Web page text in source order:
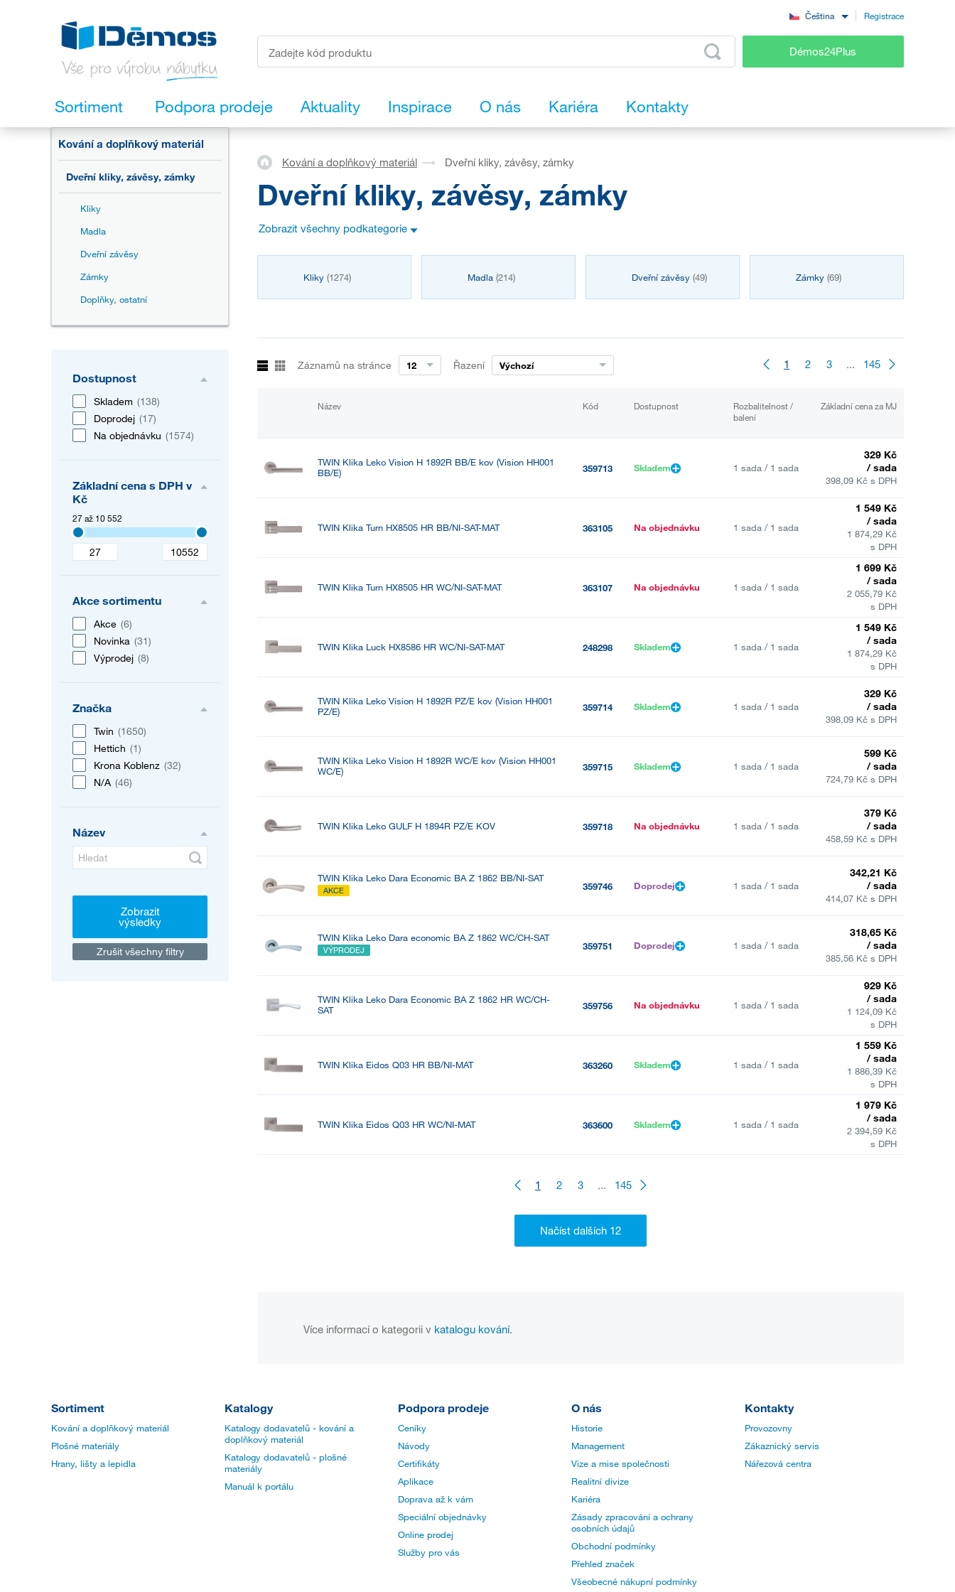
Čeština Registrace
Démos24Plus
Sortiment Podpora prodeje Aktuality Inspirace O nás Kariéra Kontakty
Kování a doplňkový materiál
Dveřní kliky, závěsy, zámky
Kliky
Madla
Dveřní závěsy
Zámky
Doplňky, ostatní
Dostupnost
Skladem (138)
Doprodej (17)
Na objednávku (1574)
Základní cena s DPH v
Kč
27 až 10 552
Akce sortimentu
Akce (6)
Novinka (31)
Výprodej (8)
Značka
Twin (1650)
Hettich (1)
Krona Koblenz (32)
N/A (46)
Název
Zobrazit
výsledky
Zrušit všechny filtry
Kování a doplňkový materiál Dveřní kliky, závěsy, zámky
Dveřní kliky, závěsy, zámky
Zobrazit všechny podkategorie
Kliky (1274) Madla (214) Dveřní závěsy (49) Zámky (69)
Záznamů na stránce 12 Řazení Výchozí 1 2 3 ... 145
Název Kód Dostupnost
Rozbalitelnost /
balení
Základní cena za MJ
TWIN Klika Leko Vision H 1892R BB/E kov (Vision HH001
BB/E)
359713 Skladem 1 sada / 1 sada
329 Kč
/ sada
398,09 Kč s DPH
TWIN Klika Turn HX8505 HR BB/NI-SAT-MAT 363105 Na objednávku 1 sada / 1 sada
1 549 Kč
/ sada
1 874,29 Kč
s DPH
TWIN Klika Turn HX8505 HR WC/NI-SAT-MAT 363107 Na objednávku 1 sada / 1 sada
1 699 Kč
/ sada
2 055,79 Kč
s DPH
TWIN Klika Luck HX8586 HR WC/NI-SAT-MAT 248298 Skladem 1 sada / 1 sada
1 549 Kč
/ sada
1 874,29 Kč
s DPH
TWIN Klika Leko Vision H 1892R PZ/E kov (Vision HH001
PZ/E)
359714 Skladem 1 sada / 1 sada
329 Kč
/ sada
398,09 Kč s DPH
TWIN Klika Leko Vision H 1892R WC/E kov (Vision HH001
WC/E)
359715 Skladem 1 sada / 1 sada
599 Kč
/ sada
724,79 Kč s DPH
TWIN Klika Leko GULF H 1894R PZ/E KOV 359718 Na objednávku 1 sada / 1 sada
379 Kč
/ sada
458,59 Kč s DPH
TWIN Klika Leko Dara Economic BA Z 1862 BB/NI-SAT
AKCE 359746 Doprodej 1 sada / 1 sada
342,21 Kč
/ sada
414,07 Kč s DPH
TWIN Klika Leko Dara economic BA Z 1862 WC/CH-SAT
VÝPRODEJ 359751 Doprodej 1 sada / 1 sada
318,65 Kč
/ sada
385,56 Kč s DPH
TWIN Klika Leko Dara Economic BA Z 1862 HR WC/CH-
SAT
359756 Na objednávku 1 sada / 1 sada
929 Kč
/ sada
1 124,09 Kč
s DPH
TWIN Klika Eidos Q03 HR BB/NI-MAT 363260 Skladem 1 sada / 1 sada
1 559 Kč
/ sada
1 886,39 Kč
s DPH
TWIN Klika Eidos Q03 HR WC/NI-MAT 363600 Skladem 1 sada / 1 sada
1 979 Kč
/ sada
2 394,59 Kč
s DPH
1 2 3 ... 145
Více informací o kategorii v katalogu kování.
Sortiment
Kování a doplňkový materiál
Plošné materiály
Hrany, lišty a lepidla
Katalogy
Katalogy dodavatelů - kování a
doplňkový materiál
Katalogy dodavatelů - plošné
materiály
Manuál k portálu
Podpora prodeje
Ceníky
Návody
Certifikáty
Aplikace
Doprava až k vám
Speciální objednávky
Online prodej
Služby pro vás
O nás
Historie
Management
Vize a mise společnosti
Realitní divize
Kariéra
Zásady zpracování a ochrany
osobních údajů
Obchodní podmínky
Přehled značek
Všeobecné nákupní podmínky
Kontakty
Provozovny
Zákaznický servis
Nářezová centra